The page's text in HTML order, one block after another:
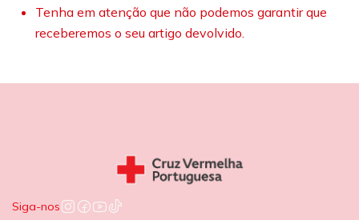
Tenha em atenção que não podemos garantir que
receberemos o seu artigo devolvido.
Siga-nos